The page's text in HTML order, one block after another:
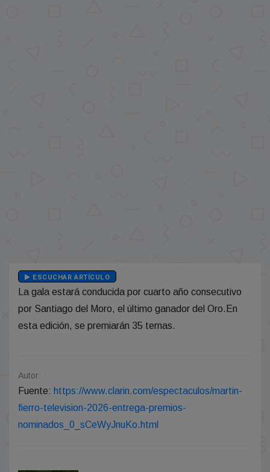
ESCUCHAR ARTÍCULO
La gala estará conducida por cuarto año consecutivo
por Santiago del Moro, el último ganador del Oro.En
esta edición, se premiarán 35 ternas.
Autor:
Fuente: https://www.clarin.com/espectaculos/martin-
fierro-television-2026-entrega-premios-
nominados_0_sCeWyJnuKo.html